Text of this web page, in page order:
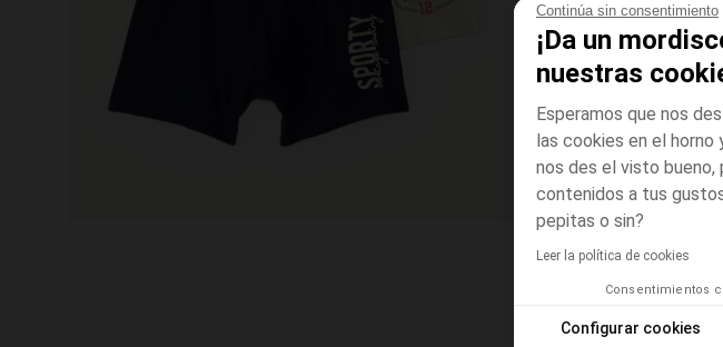
Continúa sin consentimiento
¡Da un
nuestras
Esperamos que nos
las cookies en el horno
nos des el visto
contenidos a tus
pepitas o sin?
Leer la política de cookies
Consentimientos
Configurar cookies